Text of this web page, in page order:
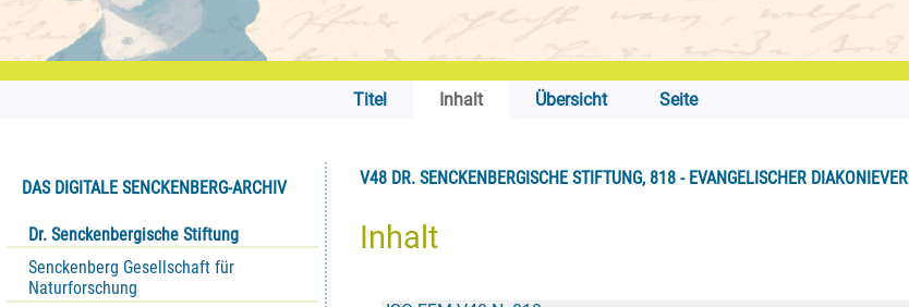
Titel Inhalt Übersicht Seite
DAS DIGITALE SENCKENBERG-ARCHIV
Dr. Senckenbergische Stiftung
Senckenberg Gesellschaft für
Naturforschung
V48 DR. SENCKENBERGISCHE STIFTUNG, 818 - EVANGELISCHER
Inhalt